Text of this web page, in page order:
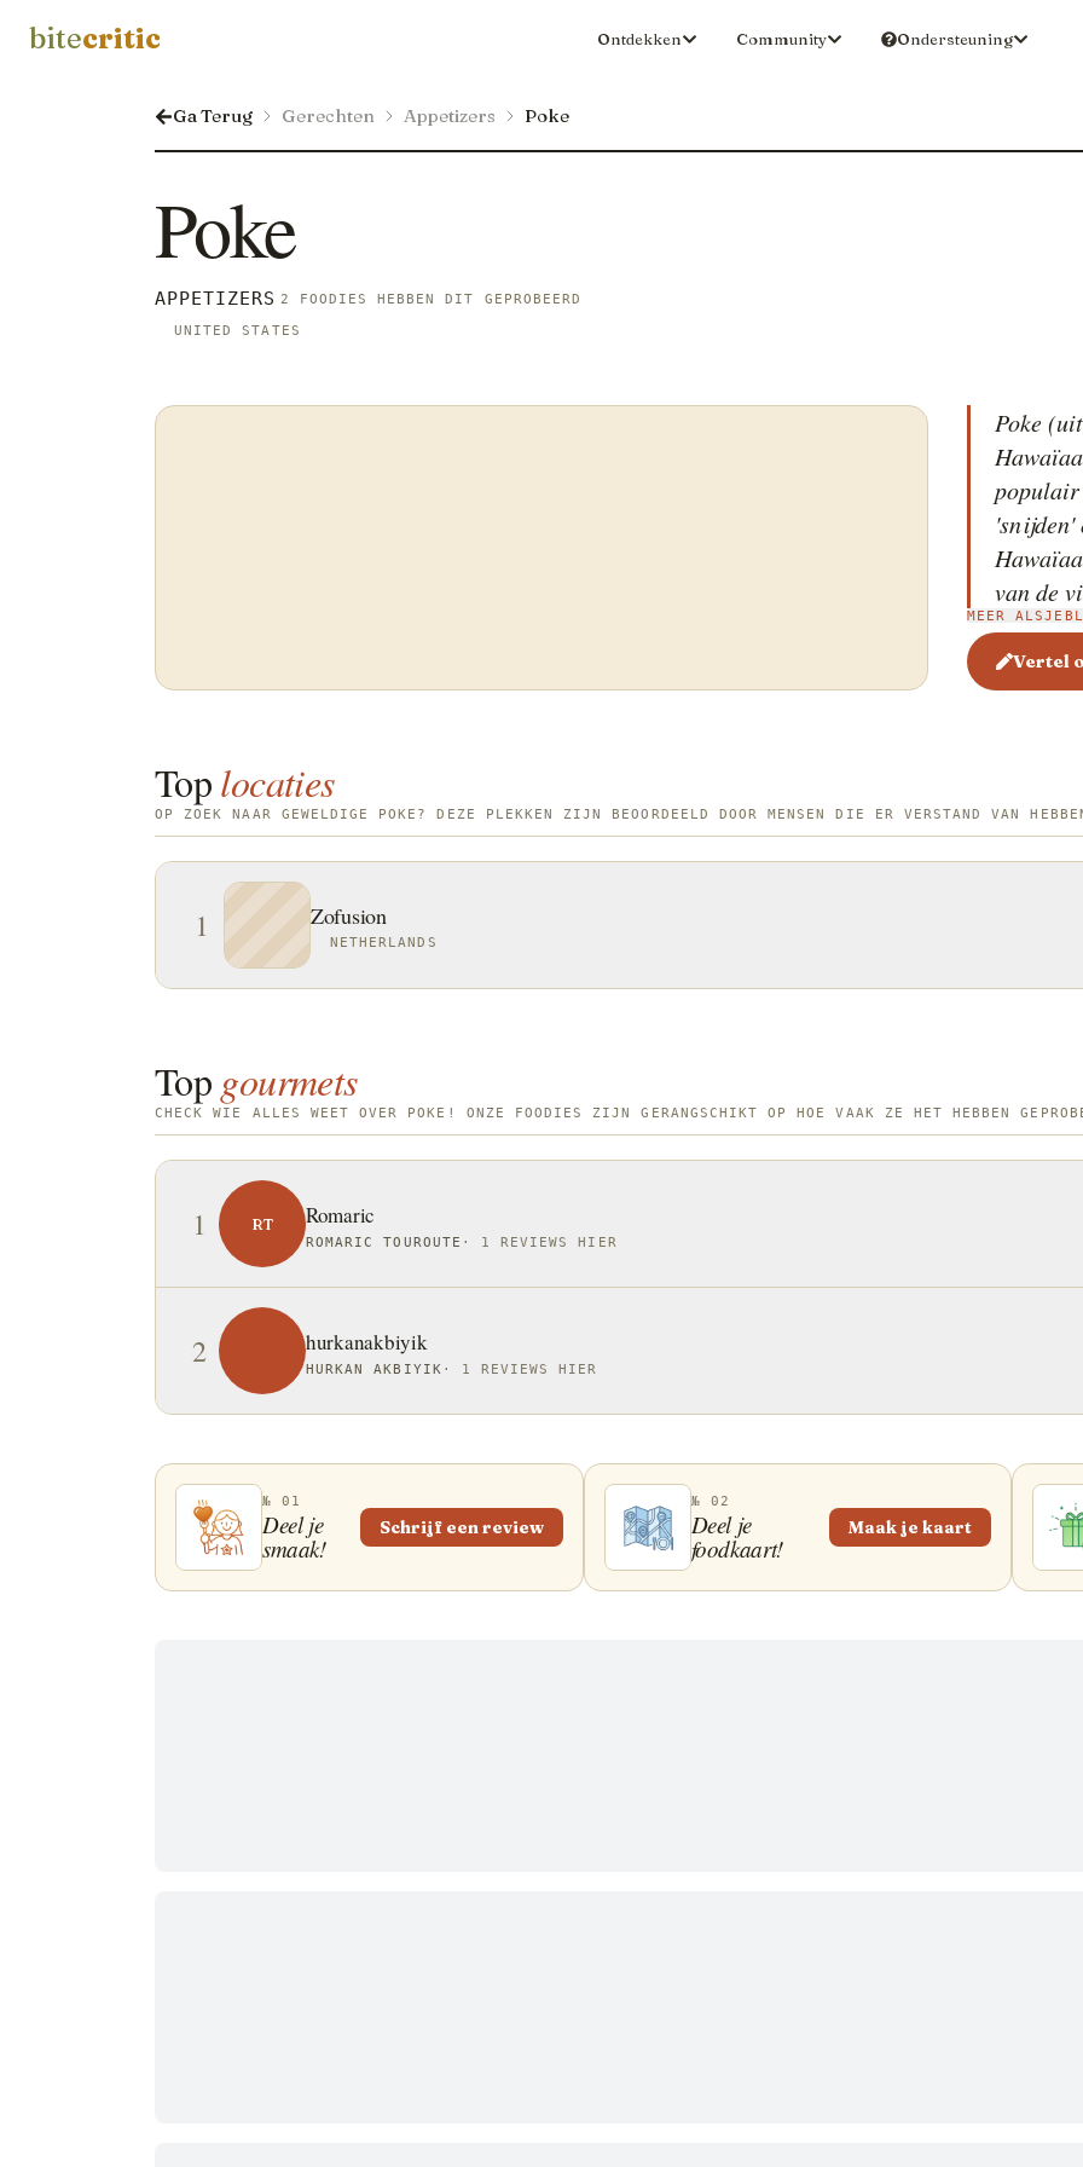
bitecritic Ontdekken Community Ondersteuning
Ga Terug Gerechten Appetizers Poke
Poke
APPETIZERS 2 FOODIES HEBBEN DIT GEPROBEERD
UNITED STATES
Poke
populair
van de
vis –
(tako) –
wordt
furikake-
poke
MEER
Vertel
Toplocaties
OP ZOEK NAAR GEWELDIGE POKE? DEZE PLEKKEN ZIJN BEOORDEELD DOOR MENSEN DIE ER VERSTAND VAN
1 Zofusion
NETHERLANDS
Top gourmets
CHECK WIE ALLES WEET OVER POKE! ONZE FOODIES ZIJN GERANGSCHIKT OP HOE VAAK ZE HET HEBBEN
1 RT Romaric
ROMARIC TOUROUTE · 1 REVIEWS HIER
2 hurkanakbiyik
HURKAN AKBIYIK · 1 REVIEWS HIER
№ 01
Deel je
smaak!
Schrijf een review
№ 02
Deel je
foodkaart!
Maak je kaart